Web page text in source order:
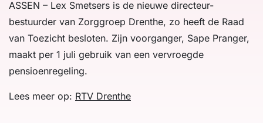
ASSEN – Lex Smetsers is de nieuwe directeur-
bestuurder van Zorggroep Drenthe, zo heeft de Raad
van Toezicht besloten. Zijn voorganger, Sape Pranger,
maakt per 1 juli gebruik van een vervroegde
pensioenregeling.
Lees meer op: RTV Drenthe